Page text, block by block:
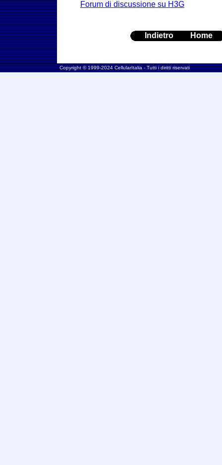
Forum di discussione su H3G
Indietro Home
Copyright © 1999-2024 CellularItalia - Tutti i diritti riservati